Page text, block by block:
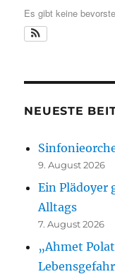
Es gibt keine
NEUESTE
9. August 2026
Ein Plädoyer
Alltags
7. August 2026
„Ahmet